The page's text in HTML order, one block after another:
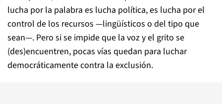
lucha por la palabra es lucha política, es lucha por el
control de los recursos —lingüísticos o del tipo que
sean—. Pero si se impide que la voz y el grito se
(des)encuentren, pocas vías quedan para luchar
democráticamente contra la exclusión.